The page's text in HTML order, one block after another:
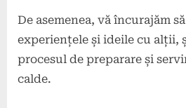
De asemenea, vă încurajăm
experiențele și ideile cu alții,
procesul de preparare și
calde.